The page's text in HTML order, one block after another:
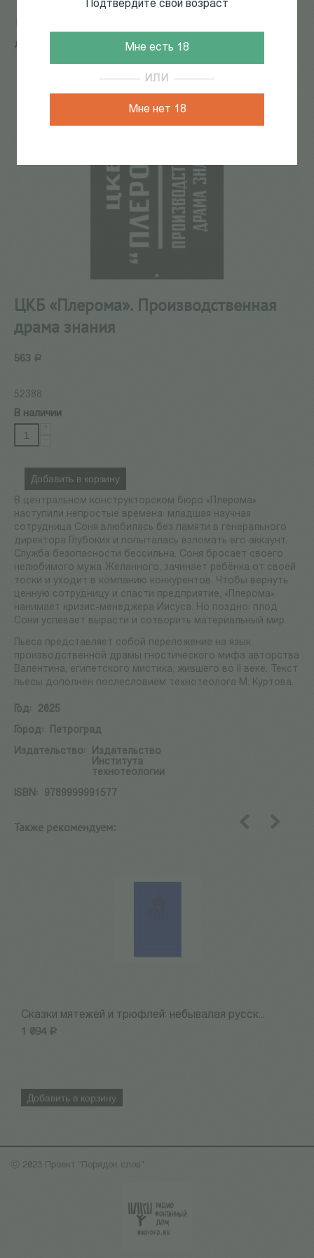
Подтвердите свой возраст
Мне есть 18
ИЛИ
Мне нет 18
Проза русская / ЦКБ «Плерома». Производственная
драма знания
292 из 308
ЦКБ «Плерома». Производственная
драма знания
563 Р
52388
В наличии
Добавить в корзину
В центральном конструкторском бюро «Плерома»
наступили непростые времена: младшая научная
сотрудница Соня влюбилась без памяти в генерального
директора Глубоких и попыталась взломать его аккаунт.
Служба безопасности бессильна. Соня бросает своего
нелюбимого мужа Желанного, зачинает ребёнка от своей
тоски и уходит в компанию конкурентов. Чтобы вернуть
ценную сотрудницу и спасти предприятие, «Плерома»
нанимает кризис-менеджера Иисуса. Но поздно: плод
Сони успевает вырасти и сотворить материальный мир.
Пьеса представляет собой переложение на язык
производственной драмы гностического мифа авторства
Валентина, египетского мистика, жившего во II веке. Текст
пьесы дополнен послесловием технотеолога М. Куртова.
Год:
2025
Город:
Петроград
Издательство:
Издательство
Института
технотеологии
ISBN:
9789999991577
Также рекомендуем:
Сказки мятежей и трюфлей: небывалая русск...
1 094 Р
Добавить в корзину
ⓒ 2023 Проект "Порядок слов"